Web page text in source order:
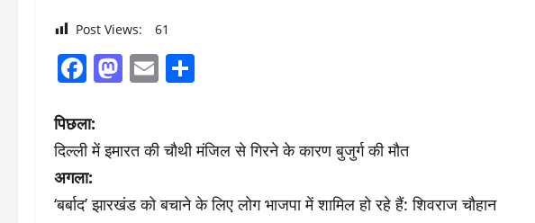
Post Views: 61
Facebook
Mastodon
Email
पो
स्ट
ने
पिछला:
दिल्ली में इमारत की चौथी मंजिल से गिरने के कारण बुजुर्ग की मौत
अगला:
‘बर्बाद’ झारखंड को बचाने के लिए लोग भाजपा में शामिल हो रहे हैं: शिवराज चौहान